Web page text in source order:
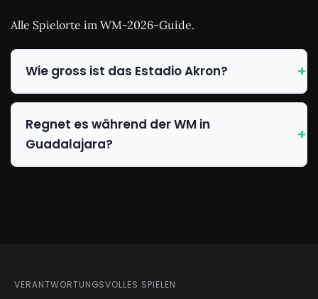
Alle Spielorte im WM-2026-Guide.
Wie gross ist das Estadio Akron?
Regnet es während der WM in
Guadalajara?
VERANTWORTUNGSVOLLES SPIELEN